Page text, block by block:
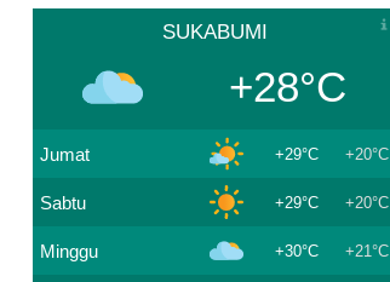
SUKABUMI
+28°C
Jumat +29°C +20°C
Sabtu +29°C +20°C
Minggu +30°C +21°C